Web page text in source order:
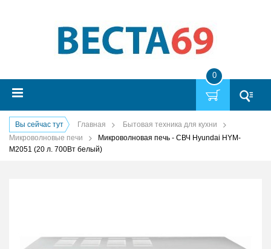
0
Вы сейчас тут Главная
Бытовая техника для кухни
Микроволновые печи
Микроволновая печь - СВЧ Hyundai HYM-
M2051 (20 л. 700Вт белый)